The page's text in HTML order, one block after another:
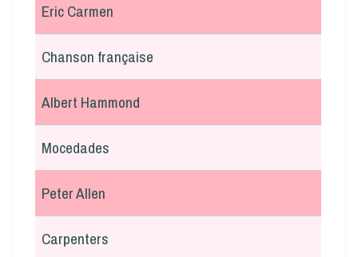
Eric Carmen
Chanson française
Albert Hammond
Mocedades
Peter Allen
Carpenters